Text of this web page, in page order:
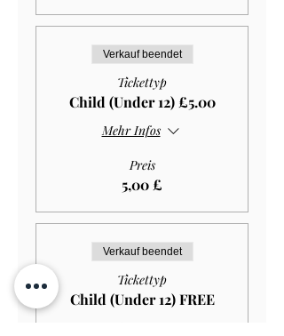
Verkauf beendet
Tickettyp
Child (Under 12) £5.00
Mehr Infos
Preis
5,00 £
Verkauf beendet
Tickettyp
Child (Under 12) FREE